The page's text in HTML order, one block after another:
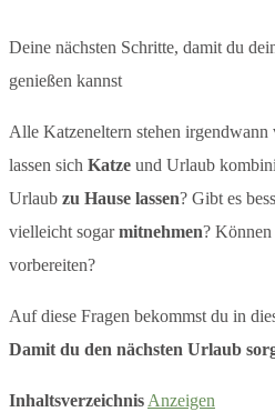
Deine nächsten Schritte, damit du
genießen kannst
Alle Katzeneltern stehen
lassen sich Katze und Urlaub
Urlaub zu Hause lassen? Gibt es
vielleicht sogarmitnehmen?
vorbereiten?
Auf diese Fragen bekommst du in
Damit du den nächsten Urlaub
Inhaltsverzeichnis Anzeigen